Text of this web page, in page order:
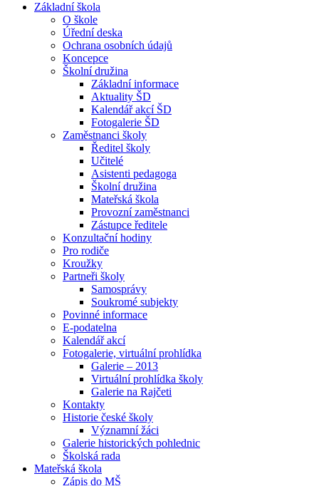
Základní škola
O škole
Úřední deska
Ochrana osobních údajů
Koncepce
Školní družina
Základní informace
Aktuality ŠD
Kalendář akcí ŠD
Fotogalerie ŠD
Zaměstnanci školy
Ředitel školy
Učitelé
Asistenti pedagoga
Školní družina
Mateřská škola
Provozní zaměstnanci
Zástupce ředitele
Konzultační hodiny
Pro rodiče
Kroužky
Partneři školy
Samosprávy
Soukromé subjekty
Povinné informace
E-podatelna
Kalendář akcí
Fotogalerie, virtuální prohlídka
Galerie – 2013
Virtuální prohlídka školy
Galerie na Rajčeti
Kontakty
Historie české školy
Významní žáci
Galerie historických pohlednic
Školská rada
Mateřská škola
Zápis do MŠ